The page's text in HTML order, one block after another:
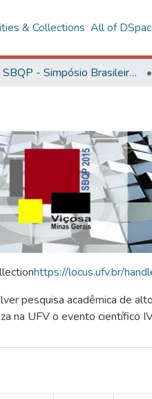
& Collections All of
SBQP - Simpósio Brasileiro de Qualidade do Projeto no Ambiente Construído
https://locus.ufv.br/
pesquisa acadêmica de
na UFV o evento científico